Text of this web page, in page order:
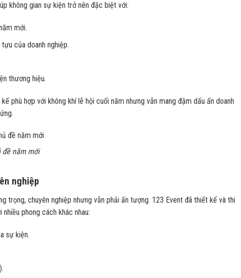
không gian sự kiện trở nên đặc biệt với:
mới.
của doanh nghiệp.
thương hiệu.
phù hợp với không khí lễ hội cuối năm nhưng vẫn mang đậm dấu ấn doanh
đề năm mới
nghiệp
trọng, chuyên nghiệp nhưng vẫn phải ấn tượng. 123 Event đã thiết kế và thi
phong cách khác nhau:
sự kiện.